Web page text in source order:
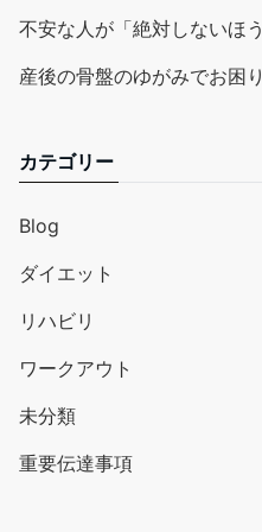
不安な人が「絶対しないほ
産後の骨盤のゆがみでお困
カテゴリー
Blog
ダイエット
リハビリ
ワークアウト
未分類
重要伝達事項